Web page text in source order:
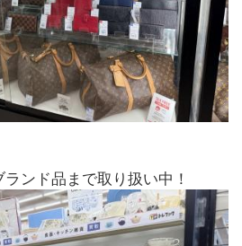
ンド品まで取り扱い中！